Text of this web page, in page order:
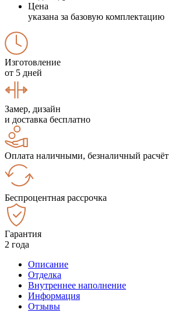
Цена
указана за базовую комплектацию
Изготовление
от 5 дней
Замер, дизайн
и доставка бесплатно
Оплата наличными, безналичный расчёт
Беспроцентная рассрочка
Гарантия
2 года
Описание
Отделка
Внутреннее наполнение
Информация
Отзывы